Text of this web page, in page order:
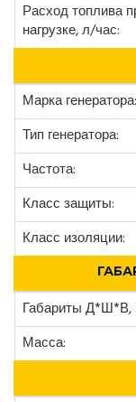
Расход топлива
нагрузке, л/час:
Марка генератора:
Тип генератора:
Частота:
Класс защиты:
Класс изоляции:
Габариты Д*Ш*В,
Масса: